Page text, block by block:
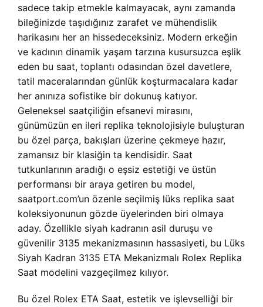
sadece takip etmekle kalmayacak, aynı zamanda
bileğinizde taşıdığınız zarafet ve mühendislik
harikasını her an hissedeceksiniz. Modern erkeğin
ve kadının dinamik yaşam tarzına kusursuzca eşlik
eden bu saat, toplantı odasından özel davetlere,
tatil maceralarından günlük koşturmacalara kadar
her anınıza sofistike bir dokunuş katıyor.
Geleneksel saatçiliğin efsanevi mirasını,
günümüzün en ileri replika teknolojisiyle buluşturan
bu özel parça, bakışları üzerine çekmeye hazır,
zamansız bir klasiğin ta kendisidir. Saat
tutkunlarının aradığı o eşsiz estetiği ve üstün
performansı bir araya getiren bu model,
saatport.com’un özenle seçilmiş lüks replika saat
koleksiyonunun gözde üyelerinden biri olmaya
aday. Özellikle siyah kadranın asil duruşu ve
güvenilir 3135 mekanizmasının hassasiyeti, bu Lüks
Siyah Kadran 3135 ETA Mekanizmalı Rolex Replika
Saat modelini vazgeçilmez kılıyor.
Bu özel Rolex ETA Saat, estetik ve işlevselliği bir